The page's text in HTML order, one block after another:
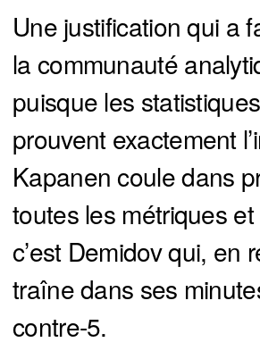
Une justification qui a
la communauté
puisque les
prouvent exactement
Kapanen coule dans
toutes les métriques et
c’est Demidov qui, en
traîne dans ses
contre-5.